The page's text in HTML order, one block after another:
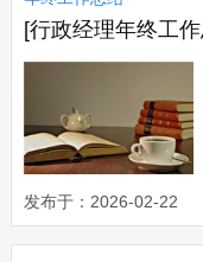
发布于：2026-02-22